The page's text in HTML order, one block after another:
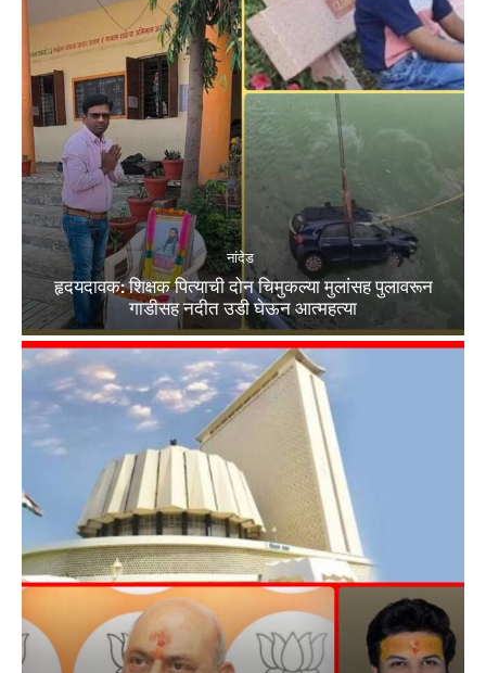
नांदेड
हृदयदावक: शिक्षक पित्याची दोन चिमुकल्या मुलांसह पुलावरून
गाडीसह नदीत उडी घेऊन आत्महत्या